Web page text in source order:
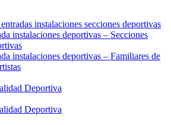
instalaciones secciones deportivas
instalaciones deportivas – Secciones
instalaciones deportivas – Familiares de
Deportiva
Deportiva